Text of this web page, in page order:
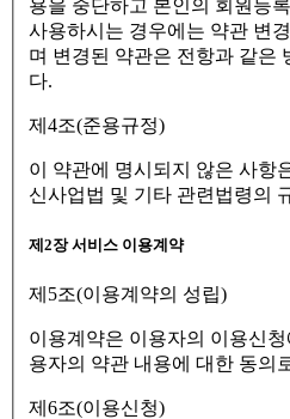
용을 중단하고 본인의 회원등
사용하시는 경우에는 약관 변
며 변경된 약관은 전항과 같은
다.
제4조(준용규정)
이 약관에 명시되지 않은 사항
신사업법 및 기타 관련법령의
제2장 서비스 이용계약
제5조(이용계약의 성립)
이용계약은 이용자의 이용신청
용자의 약관 내용에 대한 동의
제6조(이용신청)